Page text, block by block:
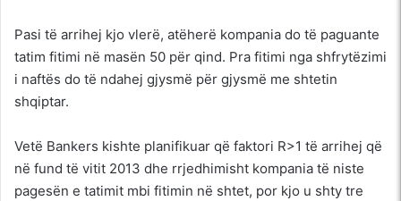
Pasi të arrihej kjo vlerë, atëherë kompania do të paguante
tatim fitimi në masën 50 për qind. Pra fitimi nga shfrytëzimi
i naftës do të ndahej gjysmë për gjysmë me shtetin
shqiptar.
Vetë Bankers kishte planifikuar që faktori R>1 të arrihej që
në fund të vitit 2013 dhe rrjedhimisht kompania të niste
pagesën e tatimit mbi fitimin në shtet, por kjo u shty tre